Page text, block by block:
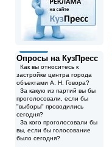
Опросы на КузПресс
Как вы относитесь к
застройке центра города
объектами А. Н. Говора?
За какую из партий вы бы
проголосовали, если бы
"выборы" проводились
сегодня?
За кого проголосовали бы
вы, если бы голосование
было сегодня?